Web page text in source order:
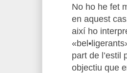
No ho he fet
en aquest
així ho
part de l’estil
objectiu que